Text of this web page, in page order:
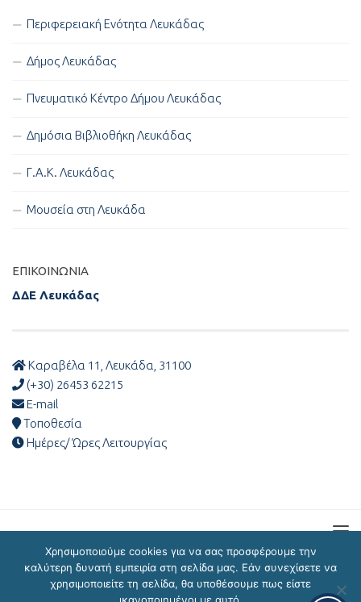
Περιφερειακή Ενότητα Λευκάδας
Δήμος Λευκάδας
Πνευματικό Κέντρο Δήμου Λευκάδας
Δημόσια Βιβλιοθήκη Λευκάδας
Γ.Α.Κ. Λευκάδας
Μουσεία στη Λευκάδα
ΕΠΙΚΟΙΝΩΝΊΑ
ΔΔΕ Λευκάδας
Καραβέλα 11, Λευκάδα, 31100
(+30) 26453 62215
E-mail
Τοποθεσία
Ημέρες/ Ώρες Λειτουργίας
Χρησιμοποιούμε cookies για να σας προσφέρουμε την
καλύτερη δυνατή εμπειρία στη σελίδα μας. Εάν συνεχίσετε να
χρησιμοποιείτε τη σελίδα, θα υποθέσουμε πως είστε